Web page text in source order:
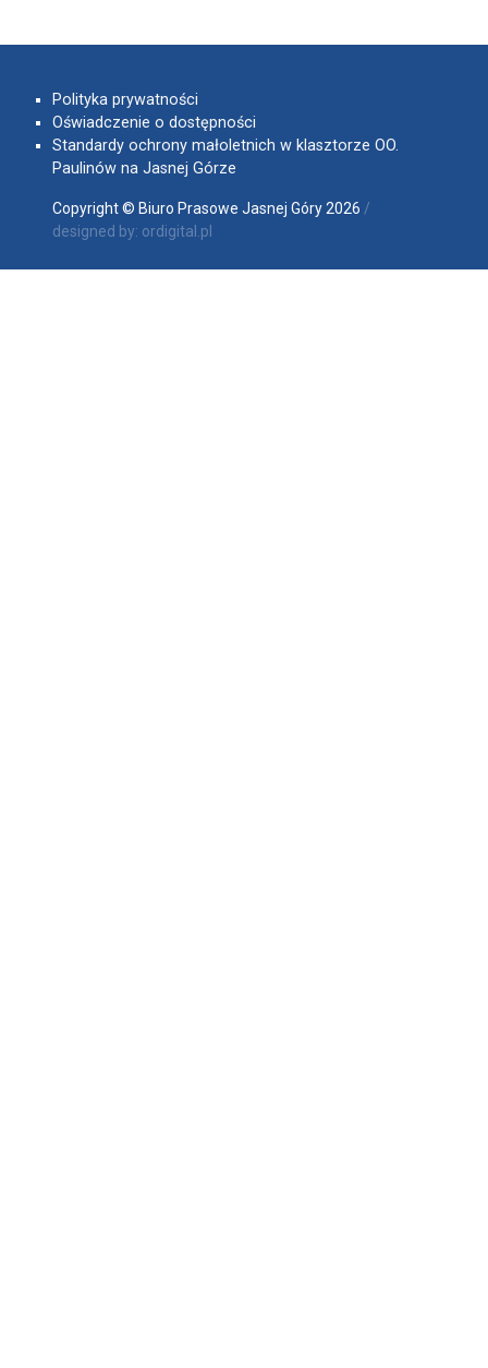
Copyright © Biuro Prasowe Jasnej Góry 2026 /
designed by: ordigital.pl
Polityka prywatności
Oświadczenie o dostępności
Standardy ochrony małoletnich w klasztorze OO.
Paulinów na Jasnej Górze